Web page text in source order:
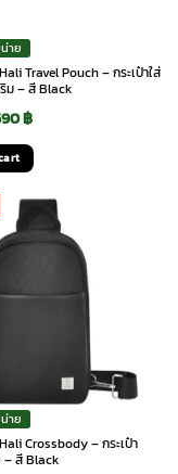
าย
Travel Pouch – กระเป๋าใส่
ม – สี Black
890 ฿.
฿Current
price
is:
590 ฿.
าย
Crossbody – กระเป๋า
– สี Black